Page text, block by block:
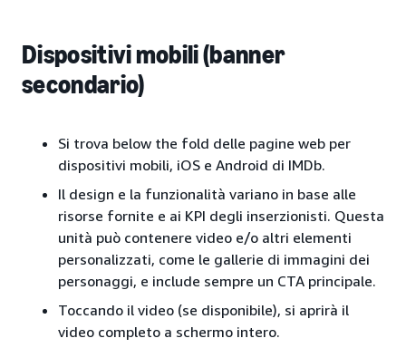
Dispositivi mobili (banner
secondario)
Si trova below the fold delle pagine web per
dispositivi mobili, iOS e Android di IMDb.
Il design e la funzionalità variano in base alle
risorse fornite e ai KPI degli inserzionisti. Questa
unità può contenere video e/o altri elementi
personalizzati, come le gallerie di immagini dei
personaggi, e include sempre un CTA principale.
Toccando il video (se disponibile), si aprirà il
video completo a schermo intero.